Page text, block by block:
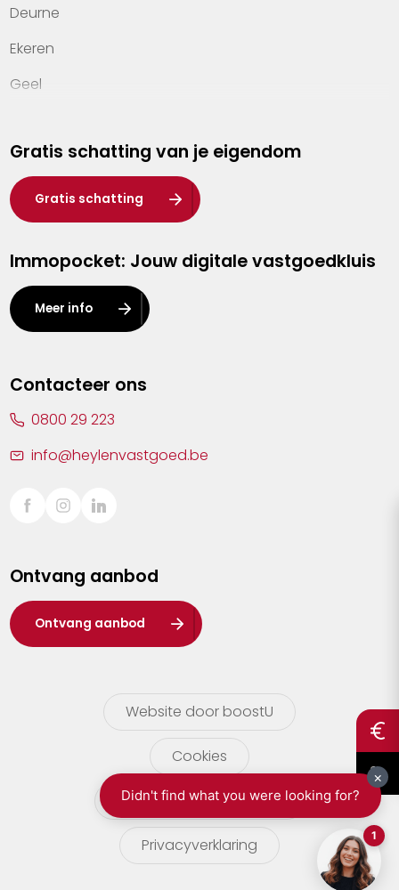
Contact
Deurne
Ekeren
Geel
Hasselt
Heist-op-den-Berg
Herentals
Kalmthout
Leuven
Lier
Sint-Truiden
Waasland
Wuustwezel
Zoersel
Gratis schatting van je eigendom
Gratis schatting
Immopocket: Jouw digitale vastgoedkluis
Meer info
Contacteer ons
0800 29 223
info@heylenvastgoed.be
Ontvang aanbod
Ontvang aanbod
Website door boostU
Cookies
gebruikersvoorwaarden
Privacyverklaring